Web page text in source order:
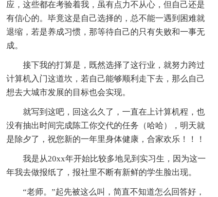
应，这些都在考验着我，虽有点力不从心，但自己还是
有信心的。毕竟这是自己选择的，总不能一遇到困难就
退缩，若是养成习惯，那等待自己的只有失败和一事无
成。
接下我的打算是，既然选择了这行业，就努力跨过
计算机入门这道坎，若自己能够顺利走下去，那么自己
想去大城市发展的目标也会实现。
就写到这吧，回这么久了，一直在上计算机程，也
没有抽出时间完成陈工你交代的任务（哈哈），明天就
是除夕了，祝您新的一年里身体健康，合家欢乐！！！
我是从20xx年开始比较多地见到实习生，因为这一
年我去做报纸了，报社里不断有新鲜的学生脸出现。
“老师。”起先被这么叫，简直不知道怎么回答好，